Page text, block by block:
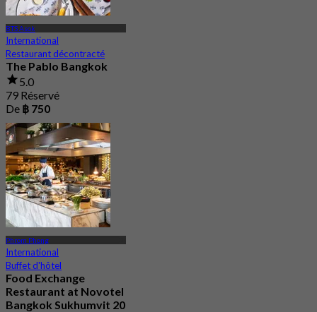
BTS Asok
International
Restaurant décontracté
The Pablo Bangkok
5.0
79 Réservé
De ฿ 750
Phrom Phong
International
Buffet d'hôtel
Food Exchange
Restaurant at Novotel
Bangkok Sukhumvit 20